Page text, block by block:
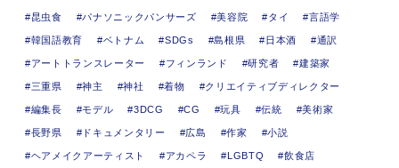
昆虫食 パナソニックパンサーズ 美容院 タイ 言語学
韓国語教育 ベトナム SDGs 島根県 日本酒 通訳
アートトランスレーター フィンランド 研究者 建築家
三重県 神主 神社 着物 クリエイティブディレクター
編集長 モデル 3DCG CG 玩具 伝統 美術家
長野県 ドキュメンタリー 広島 作家 小説
ヘアメイクアーティスト アカペラ LGBTQ 飲食店